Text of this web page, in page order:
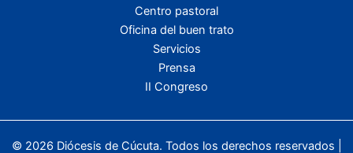
Centro pastoral
Oficina del buen trato
Servicios
Prensa
II Congreso
© 2026 Diócesis de Cúcuta. Todos los derechos reservados |